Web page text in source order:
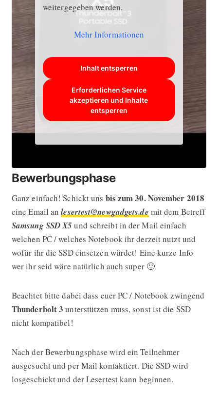
weitergegeben werden.
Mehr Informationen
Inhalt entsperren
Erforderlichen Service
akzeptieren und Inhalte
entsperren
Bewerbungsphase
Ganz einfach! Schickt uns bis zum 30. November 2018
eine Email anlesertest@newgadgets.de mit dem Betreff
Samsung SSD X5 und schreibt in der Mail einfach
welchen PC / welches Notebook ihr derzeit nutzt und
wofür ihr die SSD einsetzen würdet! Eine kurze Info
wer ihr seid wäre natürlich auch super 🙂
Beachtet bitte dabei dass euer PC / Notebook zwingend
Thunderbolt 3 unterstützen muss, sonst ist die SSD
nicht kompatibel!
Nach der Bewerbungsphase wird ein Teilnehmer
ausgesucht und per Mail kontaktiert. Die SSD wird
losgeschickt und der Lesertest kann beginnen.